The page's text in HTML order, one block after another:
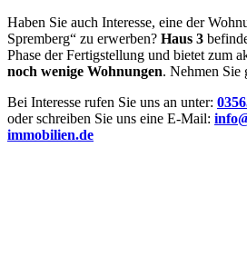
Haben Sie auch Interesse, eine der
Spremberg“ zu erwerben? Haus 3
Phase der Fertigstellung und bietet zum
noch wenige Wohnungen. Nehmen Sie
Bei Interesse rufen Sie uns an unter:
oder schreiben Sie uns eine E-Mail:
immobilien.de